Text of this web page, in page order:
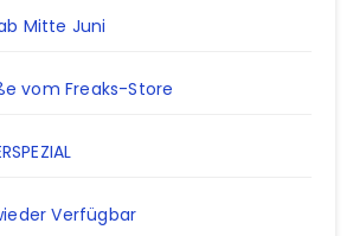
Mitte Juni
vom Freaks-Store
Verfügbar